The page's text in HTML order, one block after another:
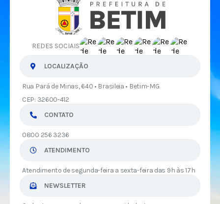
REDES SOCIAIS
LOCALIZAÇÃO
Rua Pará de Minas, 640 • Brasileia • Betim-MG
CEP: 32600-412
CONTATO
0800 256 3236
ATENDIMENTO
Atendimento de segunda-feira a sexta-feira das 9h às 17h
NEWSLETTER